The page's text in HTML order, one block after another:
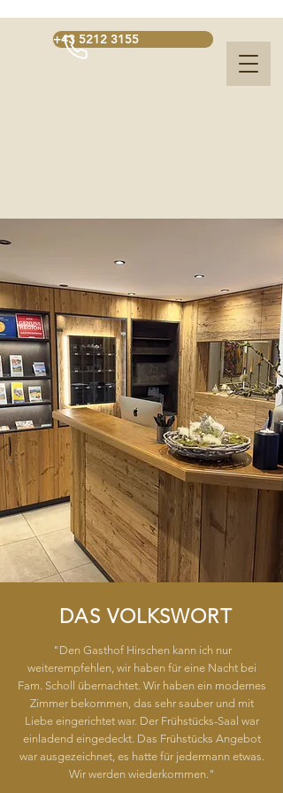
+43 5212 3155
DAS VOLKSWORT
"Den Gasthof Hirschen kann ich nur
weiterempfehlen, wir haben für eine Nacht bei
Fam. Scholl übernachtet. Wir haben ein modernes
Zimmer bekommen, das sehr sauber und mit
Liebe eingerichtet war. Der Frühstücks-Saal war
einladend eingedeckt. Das Frühstücks Angebot
war ausgezeichnet, es hatte für jedermann etwas.
Wir werden wiederkommen."